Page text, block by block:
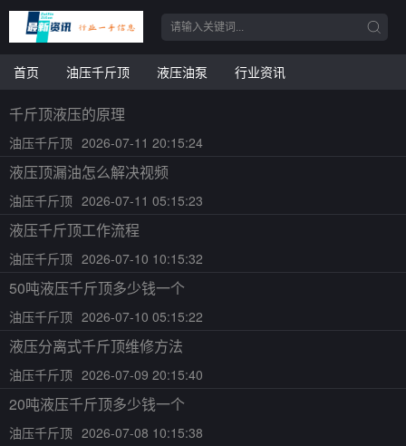
首页 油压千斤顶 液压油泵 行业资讯
千斤顶液压的原理
油压千斤顶 2026-07-11 20:15:24
液压顶漏油怎么解决视频
油压千斤顶 2026-07-11 05:15:23
液压千斤顶工作流程
油压千斤顶 2026-07-10 10:15:32
50吨液压千斤顶多少钱一个
油压千斤顶 2026-07-10 05:15:22
液压分离式千斤顶维修方法
油压千斤顶 2026-07-09 20:15:40
20吨液压千斤顶多少钱一个
油压千斤顶 2026-07-08 10:15:38